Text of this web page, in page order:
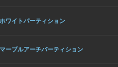
ホワイトパーティション
マーブルアーチパーティション